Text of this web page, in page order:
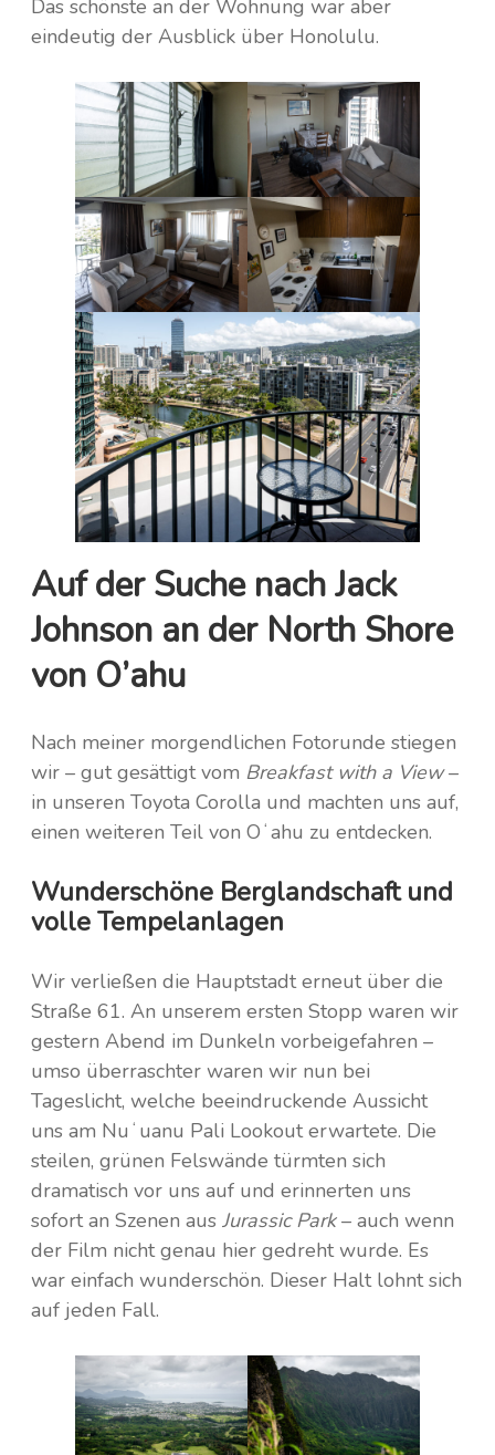
Das schönste an der Wohnung war aber
eindeutig der Ausblick über Honolulu.
Auf der Suche nach Jack
Johnson an der North Shore
von O’ahu
Nach meiner morgendlichen Fotorunde stiegen
wir – gut gesättigt vom Breakfast with a View–
in unseren Toyota Corolla und machten uns auf,
einen weiteren Teil von Oʻahu zu entdecken.
Wunderschöne Berglandschaft und
volle Tempelanlagen
Wir verließen die Hauptstadt erneut über die
Straße 61. An unserem ersten Stopp waren wir
gestern Abend im Dunkeln vorbeigefahren –
umso überraschter waren wir nun bei
Tageslicht, welche beeindruckende Aussicht
uns am Nuʻuanu Pali Lookout erwartete. Die
steilen, grünen Felswände türmten sich
dramatisch vor uns auf und erinnerten uns
sofort an Szenen aus Jurassic Park– auch wenn
der Film nicht genau hier gedreht wurde. Es
war einfach wunderschön. Dieser Halt lohnt sich
auf jeden Fall.